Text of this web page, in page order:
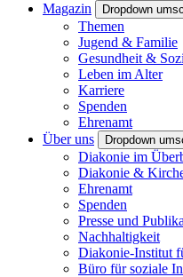
Magazin
Dropdown
Themen
Jugend & Familie
Gesundheit &
Leben im Alter
Karriere
Spenden
Ehrenamt
Über uns
Dropdown
Diakonie im
Diakonie &
Ehrenamt
Spenden
Presse und
Nachhaltigkeit
Diakonie-Institut
Büro für soziale